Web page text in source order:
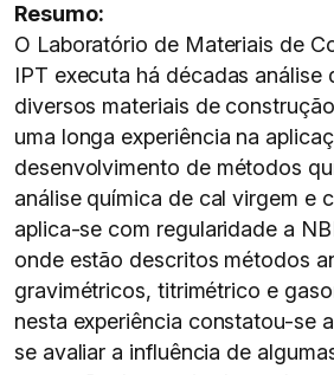
Resumo:
O Laboratório de Materiais de
IPT executa há décadas análise
diversos materiais de
uma longa experiência na
desenvolvimento de métodos
análise química de cal virgem e
aplica-se com regularidade a
onde estão descritos métodos
gravimétricos, titrimétrico e
nesta experiência constatou-se
se avaliar a influência de